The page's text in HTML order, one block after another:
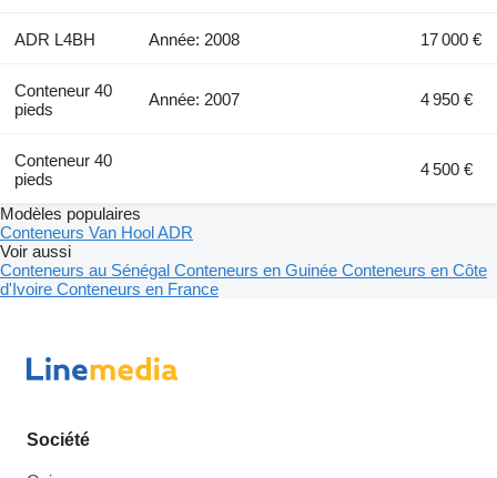
ADR L4BH Année: 2008 17 000 €
Conteneur 40
pieds
Année: 2007 4 950 €
Conteneur 40
pieds
4 500 €
Modèles populaires
Conteneurs Van Hool ADR
Voir aussi
Conteneurs au Sénégal Conteneurs en Guinée Conteneurs en Côte
d'Ivoire Conteneurs en France
Société